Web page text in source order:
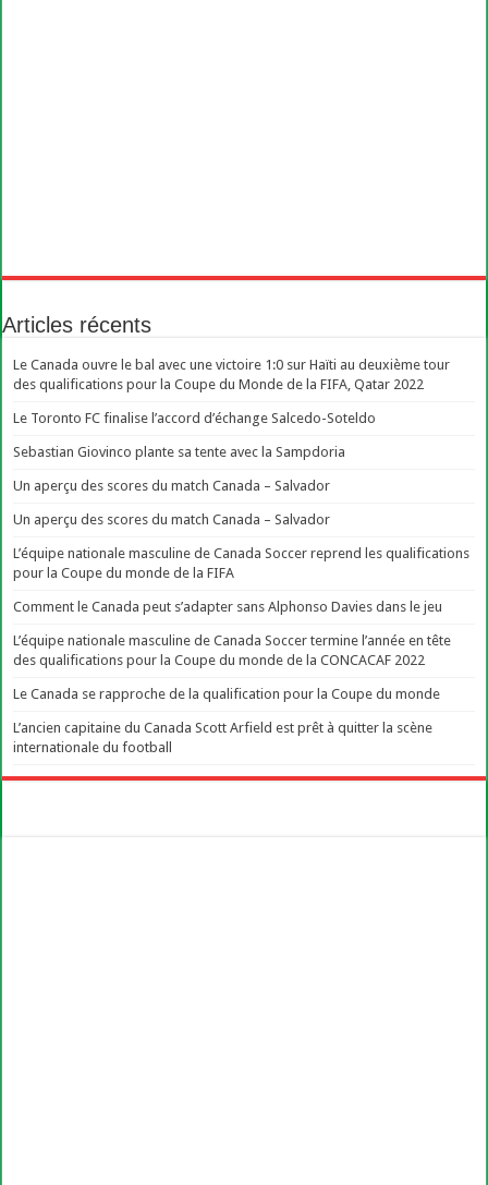
Articles récents
Le Canada ouvre le bal avec une victoire 1:0 sur Haïti au deuxième tour
des qualifications pour la Coupe du Monde de la FIFA, Qatar 2022
Le Toronto FC finalise l’accord d’échange Salcedo-Soteldo
Sebastian Giovinco plante sa tente avec la Sampdoria
Un aperçu des scores du match Canada – Salvador
Un aperçu des scores du match Canada – Salvador
L’équipe nationale masculine de Canada Soccer reprend les qualifications
pour la Coupe du monde de la FIFA
Comment le Canada peut s’adapter sans Alphonso Davies dans le jeu
L’équipe nationale masculine de Canada Soccer termine l’année en tête
des qualifications pour la Coupe du monde de la CONCACAF 2022
Le Canada se rapproche de la qualification pour la Coupe du monde
L’ancien capitaine du Canada Scott Arfield est prêt à quitter la scène
internationale du football